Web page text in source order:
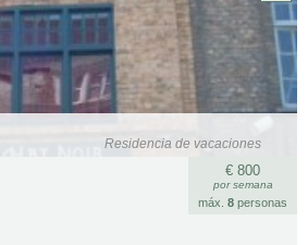
Residencia de vacaciones
€ 800
por semana
máx. 8 personas